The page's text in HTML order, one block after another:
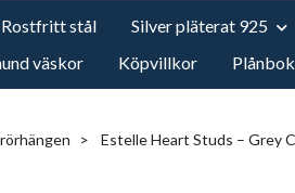
Rostfritt stål
Silver pläterat 925
väskor Köpvillkor Plånbok
Estelle Heart Studs – Grey